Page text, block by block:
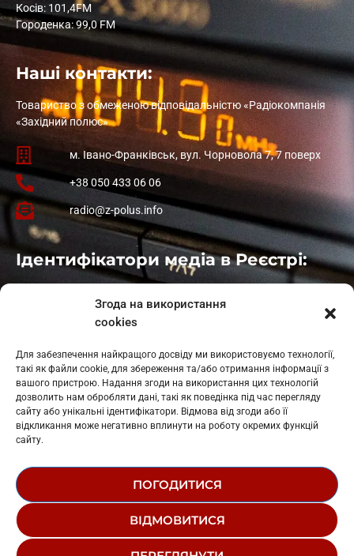
Згода на використання
cookies
Для забезпечення найкращого досвіду ми використовуємо технології,
такі як файли cookie, для збереження та/або отримання інформації з
вашого пристрою. Надання згоди на використання цих технологій
дозволить нам обробляти дані, такі як поведінка під час перегляду
сайту або унікальні ідентифікатори. Відмова від згоди або її
відкликання може негативно вплинути на роботу окремих функцій
сайту.
ПОГОДИТИСЯ
ВІДМОВИТИСЯ
Косів: 101,4FM
Городенка: 99,0 FM
Наші контакти:
Товариство з обмеженою відповідальністю «Радіокомпанія
«Західний полюс»
м. Івано-Франківськ, вул. Чорновола 7, 7 поверх
+38 050 433 06 06
radio@z-polus.info
Ідентифікатори медіа в Реєстрі:
: L11-01410
: L11-01801
Косів: L11-01805
Гарасимів: L11-02274
© 1995-2026 РК «ЗАХІДНИЙ ПОЛЮС»
РЕДАКЦІЙНИЙ СТАТУТ